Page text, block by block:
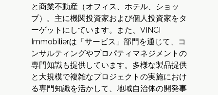
と商業不動産（オフィス、ホテル、ショッ
プ）。主に機関投資家および個人投資家をタ
ーゲットにしています。また、VINCI
Immobilierは「サービス」部門を通じて、コ
ンサルティングやプロパティマネジメントの
専門知識も提供しています。多様な製品提供
と大規模で複雑なプロジェクトの実施におけ
る専門知識を活かして、地域自治体の開発事